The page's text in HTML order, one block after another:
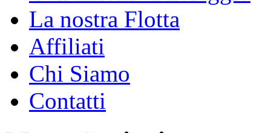
La nostra Flotta
Affiliati
Chi Siamo
Contatti